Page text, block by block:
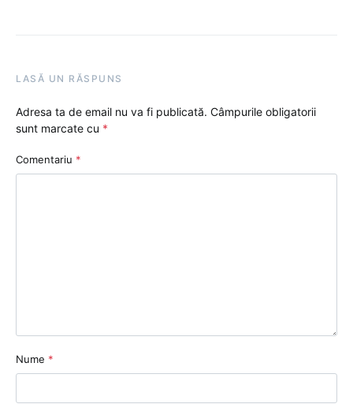
LASĂ UN RĂSPUNS
Adresa ta de email nu va fi publicată. Câmpurile obligatorii
sunt marcate cu *
Comentariu *
Nume *